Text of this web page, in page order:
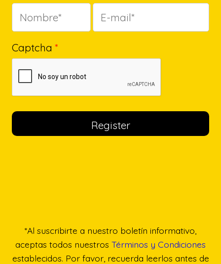
Captcha *
*Al suscribirte a nuestro boletín informativo,
aceptas todos nuestros Términos y Condiciones
establecidos. Por favor, recuerda leerlos antes de